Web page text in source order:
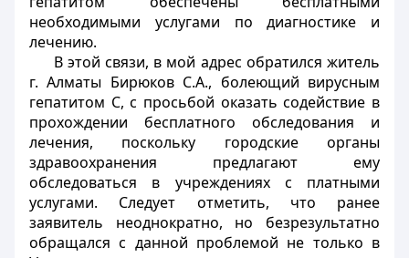
необходимыми услугами по диагностике и
лечению.
В этой связи, в мой адрес обратился житель
г. Алматы Бирюков С.А., болеющий вирусным
гепатитом С, с просьбой оказать содействие в
прохождении бесплатного обследования и
лечения, поскольку городские органы
здравоохранения предлагают ему
обследоваться в учреждениях с платными
услугами. Следует отметить, что ранее
заявитель неоднократно, но безрезультатно
обращался с данной проблемой не только в